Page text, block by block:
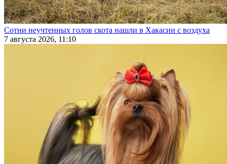
Сотни неучтенных голов скота нашли в Хакасии с воздуха
7 августа 2026, 11:10